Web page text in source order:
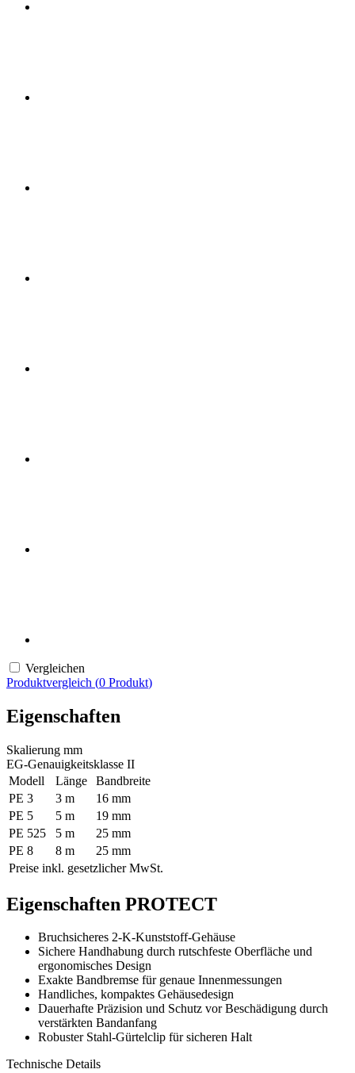
Vergleichen
Produktvergleich (0 Produkt)
Eigenschaften
Skalierung mm
EG-Genauigkeitsklasse II
Modell
Länge
Bandbreite
PE 3
3 m
16 mm
PE 5
5 m
19 mm
PE 525
5 m
25 mm
PE 8
8 m
25 mm
Preise inkl. gesetzlicher MwSt.
Eigenschaften PROTECT
Bruchsicheres 2-K-Kunststoff-Gehäuse
Sichere Handhabung durch rutschfeste Oberfläche und
ergonomisches Design
Exakte Bandbremse für genaue Innenmessungen
Handliches, kompaktes Gehäusedesign
Dauerhafte Präzision und Schutz vor Beschädigung durch
verstärkten Bandanfang
Robuster Stahl-Gürtelclip für sicheren Halt
Technische Details